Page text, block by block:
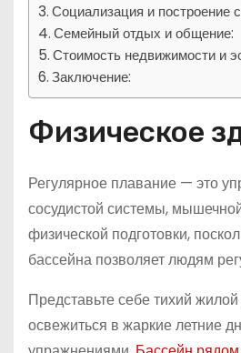
Социализация и построение
Семейный отдых и общение:
Стоимость недвижимости и
Заключение:
Физическое
Регулярное плавание — это
сосудистой системы,
физической подготовки,
бассейна позволяет людям
Представьте себе тихий
освежиться в жаркие летние